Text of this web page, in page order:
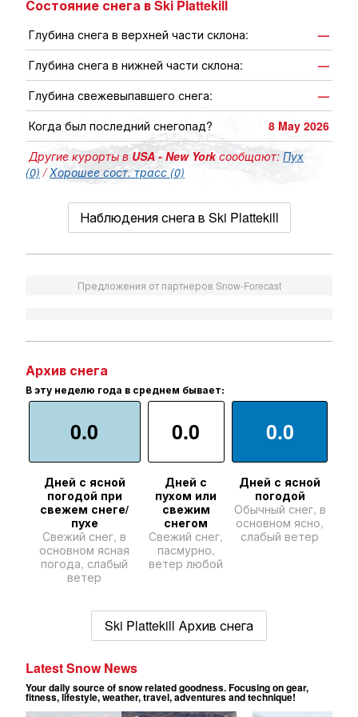
Состояние снега в Ski Plattekill
Глубина снега в верхней части склона:
—
Глубина снега в нижней части склона:
—
Глубина свежевыпавшего снега:
—
Когда был последний снегопад?
8 May 2026
Другие курорты вUSA - New Yorkсообщают: Пух
(0) /Хорошее сост. трасс (0)
Наблюдения снега в Ski Plattekill
Предложения от партнеров Snow-Forecast
Архив снега
В эту неделю года в среднем бывает:
0.0
Дней с ясной
погодой при
свежем снеге/
пухе
Свежий снег, в
основном ясная
погода, слабый
ветер
0.0
Дней с
пухом или
свежим
снегом
Свежий снег,
пасмурно,
ветер любой
0.0
Дней с ясной
погодой
Обычный снег, в
основном ясно,
слабый ветер
Ski Plattekill Архив снега